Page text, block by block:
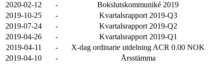
2020-02-12
-
Bokslutskommuniké 2019
2019-10-25
-
Kvartalsrapport 2019-Q3
2019-07-24
-
Kvartalsrapport 2019-Q2
2019-04-26
-
Kvartalsrapport 2019-Q1
2019-04-11
-
X-dag ordinarie utdelning ACR 0.00 NOK
2019-04-10
-
Årsstämma